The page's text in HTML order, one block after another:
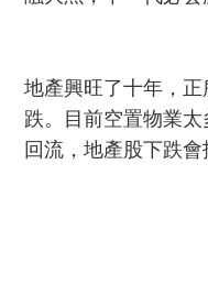
地產興旺了十年，
跌。目前空置物業
回流，地產股下跌會